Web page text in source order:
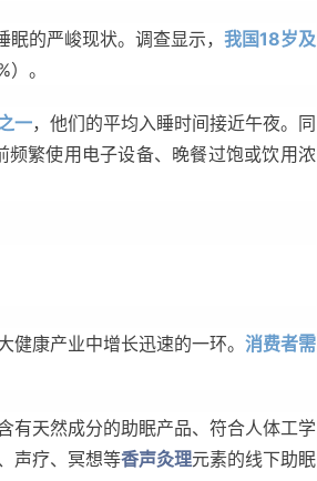
的严峻现状。调查显示， 我国18岁及
。
一，他们的平均入睡时间接近午夜。同
繁使用电子设备、晚餐过饱或饮用浓
健康产业中增长迅速的一环。 消费者需
有天然成分的助眠产品、符合人体工学
声疗、冥想等香声灸理元素的线下助眠